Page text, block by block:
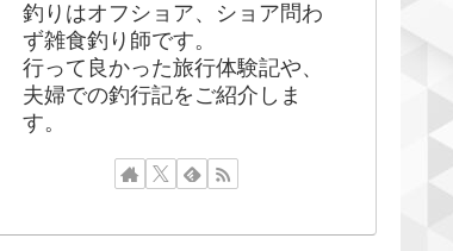
釣りはオフショア、ショア問わ
ず雑食釣り師です。
行って良かった旅行体験記や、
夫婦での釣行記をご紹介しま
す。